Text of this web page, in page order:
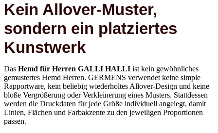
Kein Allover-Muster,
sondern ein platziertes
Kunstwerk
Das Hemd für Herren GALLI HALLI ist kein gewöhnliches
gemustertes Hemd Herren. GERMENS verwendet keine simple
Rapportware, kein beliebig wiederholtes Allover-Design und keine
bloße Vergrößerung oder Verkleinerung eines Musters. Stattdessen
werden die Druckdaten für jede Größe individuell angelegt, damit
Linien, Flächen und Farbakzente zu den jeweiligen Proportionen
passen.